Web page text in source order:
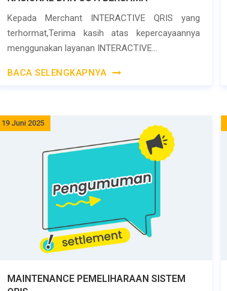
Kepada Merchant INTERACTIVE QRIS yang
terhormat,Terima kasih atas kepercayaannya
menggunakan layanan INTERACTIVE...
BACA SELENGKAPNYA
19 Juni 2025
MAINTENANCE PEMELIHARAAN SISTEM